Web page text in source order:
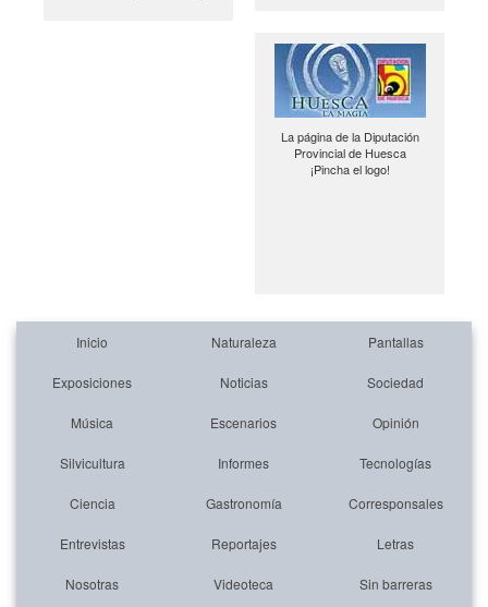
La página de la Diputación
Provincial de Huesca
¡Pincha el logo!
Inicio Naturaleza Pantallas
Exposiciones Noticias Sociedad
Música Escenarios Opinión
Silvicultura Informes Tecnologías
Ciencia Gastronomía Corresponsales
Entrevistas Reportajes Letras
Nosotras Videoteca Sin barreras